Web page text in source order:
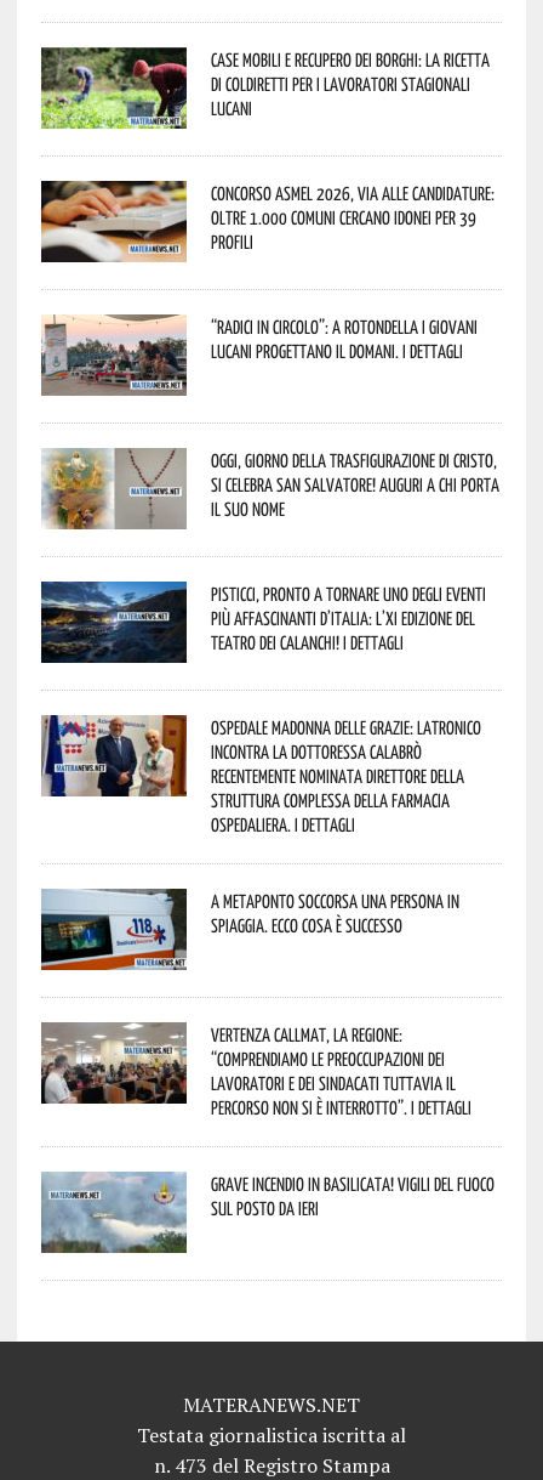
Case mobili e recupero dei borghi: la ricetta
di Coldiretti per i lavoratori stagionali
lucani
Concorso Asmel 2026, via alle candidature:
oltre 1.000 Comuni cercano idonei per 39
profili
“Radici in Circolo”: a Rotondella i giovani
lucani progettano il domani. I dettagli
Oggi, giorno della Trasfigurazione di Cristo,
si celebra San Salvatore! Auguri a chi porta
il suo nome
Pisticci, pronto a tornare uno degli eventi
più affascinanti d’Italia: l’XI edizione del
Teatro dei Calanchi! I dettagli
Ospedale Madonna delle Grazie: Latronico
incontra la dottoressa Calabrò
recentemente nominata Direttore della
Struttura Complessa della Farmacia
Ospedaliera. I dettagli
A Metaponto soccorsa una persona in
spiaggia. Ecco cosa è successo
Vertenza CallMat, la Regione:
“comprendiamo le preoccupazioni dei
lavoratori e dei sindacati tuttavia il
percorso non si è interrotto”. I dettagli
Grave incendio in Basilicata! Vigili del fuoco
sul posto da ieri
MATERANEWS.NET
Testata giornalistica iscritta al
n. 473 del Registro Stampa